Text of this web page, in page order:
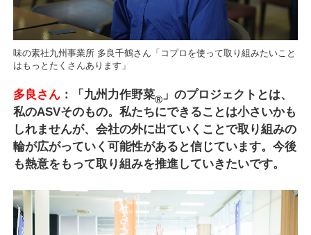
味の素社九州事業所 多良千鶴さん「コプロを使って取り組みたいこと
はもっとたくさんあります」
多良さん ：「九州力作野菜® 」のプロジェクトとは、
私のASVそのもの。私たちにできることは小さいかも
しれませんが、会社の外に出ていくことで取り組みの
輪が広がっていく可能性があると信じています。今後
も熱意をもって取り組みを推進していきたいです。